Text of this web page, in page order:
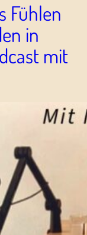
Fühlen
in
mit